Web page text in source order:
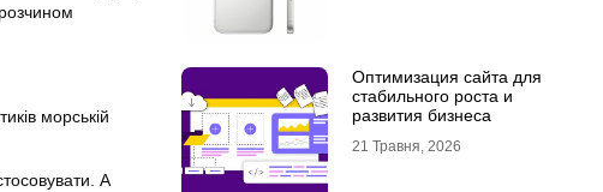
морській
А
Оптимизация сайта для
стабильного роста и
развития бизнеса
21 Травня, 2026